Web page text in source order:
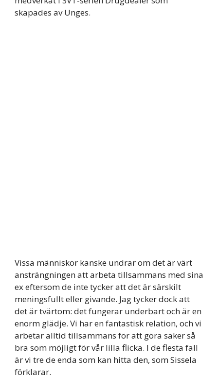
skapades av Unges.
Vissa människor kanske undrar om det är värt
ansträngningen att arbeta tillsammans med sina
ex eftersom de inte tycker att det är särskilt
meningsfullt eller givande. Jag tycker dock att
det är tvärtom: det fungerar underbart och är en
enorm glädje. Vi har en fantastisk relation, och vi
arbetar alltid tillsammans för att göra saker så
bra som möjligt för vår lilla flicka. I de flesta fall
är vi tre de enda som kan hitta den, som Sissela
förklarar.